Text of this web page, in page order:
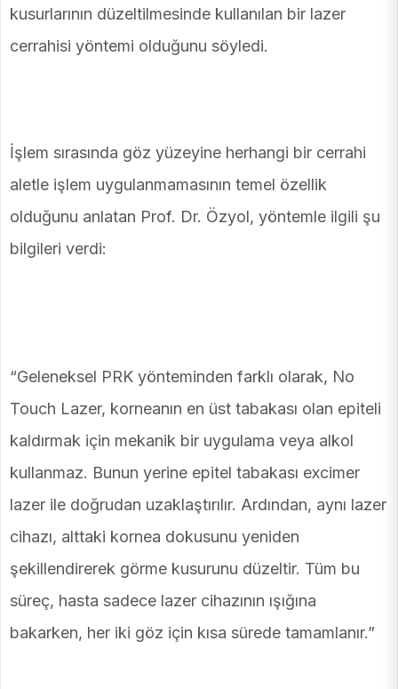
kusurlarının düzeltilmesinde kullanılan bir lazer
cerrahisi yöntemi olduğunu söyledi.
İşlem sırasında göz yüzeyine herhangi bir cerrahi
aletle işlem uygulanmamasının temel özellik
olduğunu anlatan Prof. Dr. Özyol, yöntemle ilgili şu
bilgileri verdi:
“Geleneksel PRK yönteminden farklı olarak, No
Touch Lazer, korneanın en üst tabakası olan epiteli
kaldırmak için mekanik bir uygulama veya alkol
kullanmaz. Bunun yerine epitel tabakası excimer
lazer ile doğrudan uzaklaştırılır. Ardından, aynı lazer
cihazı, alttaki kornea dokusunu yeniden
şekillendirerek görme kusurunu düzeltir. Tüm bu
süreç, hasta sadece lazer cihazının ışığına
bakarken, her iki göz için kısa sürede tamamlanır.”